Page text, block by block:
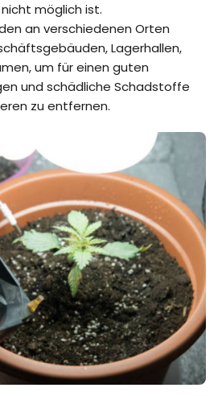
möglich ist.
an verschiedenen Orten
Lagerhallen,
um für einen guten
und schädliche Schadstoffe
zu entfernen.